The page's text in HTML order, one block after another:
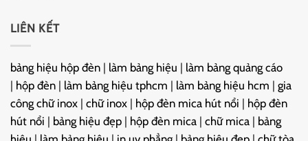
LIÊN KẾT
bảng hiệu hộp đèn | làm bảng hiệu | làm bảng quảng cáo
| hộp đèn | làm bảng hiệu tphcm | làm bảng hiệu hcm | gia
công chữ inox | chữ inox | hộp đèn mica hút nổi | hộp đèn
hút nổi | bảng hiệu đẹp | hộp đèn mica | chữ mica | bảng